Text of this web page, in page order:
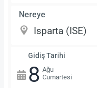
Nereye
Gidiş Tarihi
8 Ağu
Cumartesi